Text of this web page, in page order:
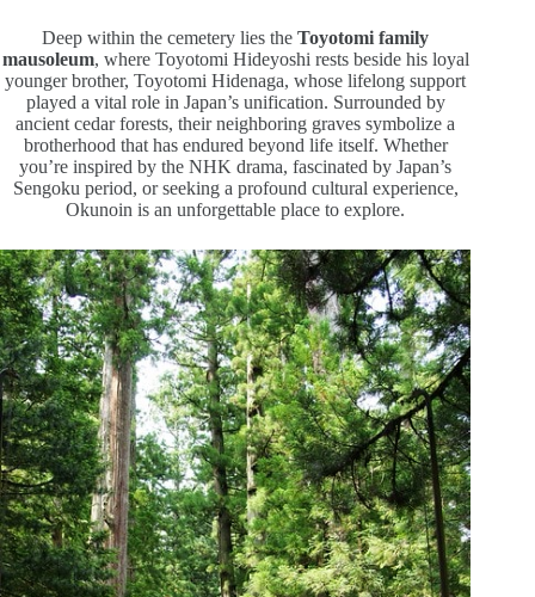
Deep within the cemetery lies theToyotomi family
mausoleum, where Toyotomi Hideyoshi rests beside his loyal
younger brother, Toyotomi Hidenaga, whose lifelong support
played a vital role in Japan’s unification. Surrounded by
ancient cedar forests, their neighboring graves symbolize a
brotherhood that has endured beyond life itself. Whether
you’re inspired by the NHK drama, fascinated by Japan’s
Sengoku period, or seeking a profound cultural experience,
Okunoin is an unforgettable place to explore.